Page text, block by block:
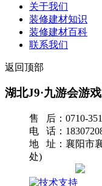
关于我们
装修建材知识
装修建材百科
联系我们
返回顶部
湖北J9·九游会游
售 后：0710-
电 话：
地 址：襄阳市
处)